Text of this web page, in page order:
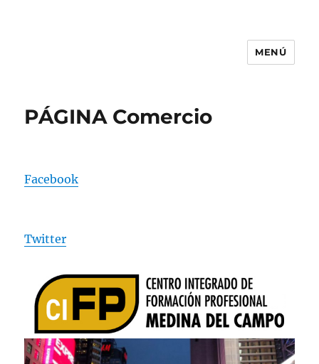
CIFP MEDINA DEL CAMPO
MENÚ
PÁGINA Comercio
Facebook
Twitter